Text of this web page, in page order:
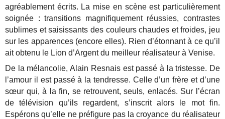
agréablement écrits. La mise en scène est particulièrement
soignée : transitions magnifiquement réussies, contrastes
sublimes et saisissants des couleurs chaudes et froides, jeu
sur les apparences (encore elles). Rien d’étonnant à ce qu’il
ait obtenu le Lion d’Argent du meilleur réalisateur à Venise.
De la mélancolie, Alain Resnais est passé à la tristesse. De
l’amour il est passé à la tendresse. Celle d’un frère et d’une
sœur qui, à la fin, se retrouvent, seuls, enlacés. Sur l’écran
de télévision qu’ils regardent, s’inscrit alors le mot fin.
Espérons qu’elle ne préfigure pas la croyance du réalisateur